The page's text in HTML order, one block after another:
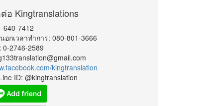
ของเรา
อ Kingtranslations
640-7412
นอกเวลาทำการ: 080-801-3666
0-2746-2589
kingtranslation
ID: @kingtranslation